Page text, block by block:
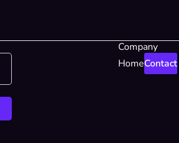
Company
HomeContact